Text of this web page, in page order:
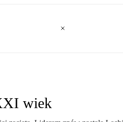
wiek